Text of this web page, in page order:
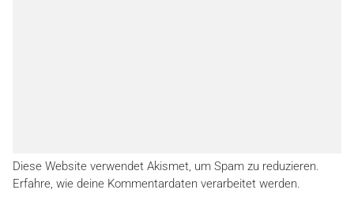
Diese Website verwendet Akismet, um Spam zu reduzieren.
Erfahre, wie deine Kommentardaten verarbeitet werden.